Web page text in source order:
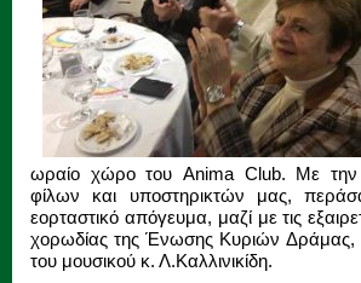
ωραίο χώρο του Anima Club. Με
φίλων και υποστηρικτών μας,
εορταστικό απόγευμα, μαζί με τις
χορωδίας της Ένωσης Κυριών Δράμας,
του μουσικού κ. Λ.Καλλινικίδη.